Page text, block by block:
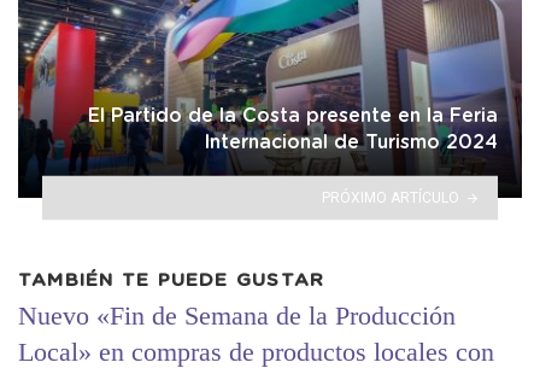
El Partido de la Costa presente en la Feria
Internacional de Turismo 2024
PRÓXIMO ARTÍCULO
TAMBIÉN TE PUEDE GUSTAR
Nuevo «Fin de Semana de la Producción
Local» en compras de productos locales con